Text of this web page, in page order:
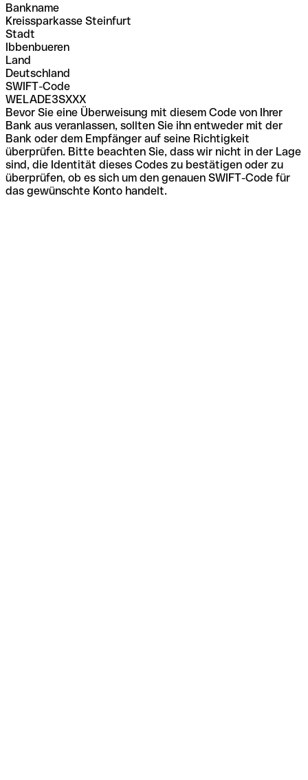
Bankname
Kreissparkasse Steinfurt
Stadt
Ibbenbueren
Land
Deutschland
SWIFT-Code
WELADE3SXXX
Bevor Sie eine Überweisung mit diesem Code von Ihrer
Bank aus veranlassen, sollten Sie ihn entweder mit der
Bank oder dem Empfänger auf seine Richtigkeit
überprüfen. Bitte beachten Sie, dass wir nicht in der Lage
sind, die Identität dieses Codes zu bestätigen oder zu
überprüfen, ob es sich um den genauen SWIFT-Code für
das gewünschte Konto handelt.